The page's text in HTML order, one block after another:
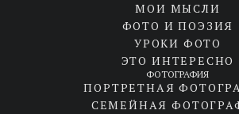
МОИ МЫСЛИ
ФОТО И ПОЭЗИЯ
УРОКИ ФОТО
ЭТО ИНТЕРЕСНО
ФОТОГРАФИЯ
ПОРТРЕТНАЯ
СЕМЕЙНАЯ